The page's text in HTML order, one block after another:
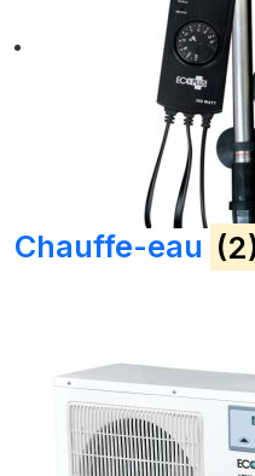
Chauffe-eau